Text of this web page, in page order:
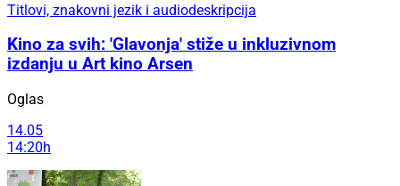
Titlovi, znakovni jezik i audiodeskripcija
Kino za svih: 'Glavonja' stiže u inkluzivnom
izdanju u Art kino Arsen
Oglas
14.05
14:20h